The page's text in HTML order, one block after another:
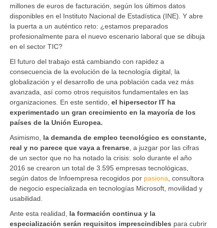
millones de euros de facturación, según los últimos datos
disponibles en el Instituto Nacional de Estadística (INE). Y abre
la puerta a un auténtico reto: ¿estamos preparados
profesionalmente para el nuevo escenario laboral que se dibuja
en el sector TIC?
El futuro del trabajo está cambiando con rapidez a
consecuencia de la evolución de la tecnología digital, la
globalización y el desarrollo de una población cada vez más
avanzada, así como otros requisitos fundamentales en las
organizaciones. En este sentido, el hipersector IT ha
experimentado un gran crecimiento en la mayoría de los
países de la Unión Europea.
Asimismo, la demanda de empleo tecnológico es constante,
real y no parece que vaya a frenarse , a juzgar por las cifras
de un sector que no ha notado la crisis: solo durante el año
2016 se crearon un total de 3.595 empresas tecnológicas,
según datos de Infoempresa recogidos por pasiona , consultora
de negocio especializada en tecnologías Microsoft, movilidad y
usabilidad.
Ante esta realidad,
la formación continua y la
especialización serán requisitos imprescindibles para cubrir